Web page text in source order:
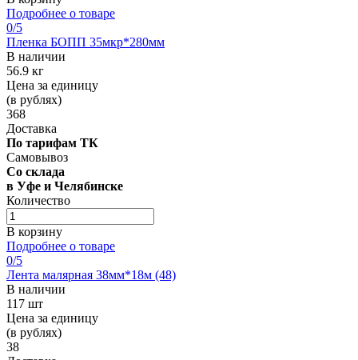
Подробнее о товаре
0/5
Пленка БОПП 35мкр*280мм
В наличии
56.9 кг
Цена за единицу
(в рублях)
368
Доставка
По тарифам ТК
Самовывоз
Со склада
в Уфе и Челябинске
Количество
В корзину
Подробнее о товаре
0/5
Лента малярная 38мм*18м (48)
В наличии
117 шт
Цена за единицу
(в рублях)
38